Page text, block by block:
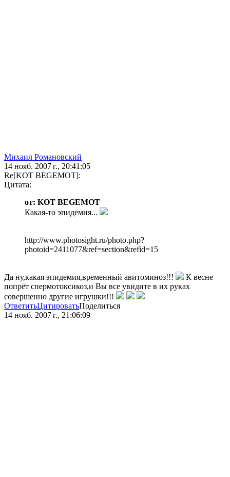
Михаил Романовский
14 нояб. 2007 г., 20:41:05
Re[KOT BEGEMOT]:
Цитата:
от: KOT BEGEMOT
Какая-то эпидемия...
http://www.photosight.ru/photo.php?
photoid=2411077&ref=section&refid=15
Да ну,какая эпидемия,временный авитоминоз!!!
К весне
попрёт спермотоксикоз,и Вы все увидите в их руках
совершенно другие игрушки!!!
ОтветитьЦитироватьПоделиться
14 нояб. 2007 г., 21:06:09